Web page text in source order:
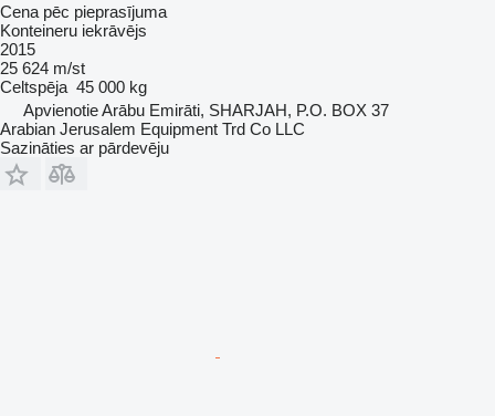
Cena pēc pieprasījuma
Konteineru iekrāvējs
2015
25 624 m/st
Celtspēja 45 000 kg
Apvienotie Arābu Emirāti, SHARJAH, P.O. BOX 37
Arabian Jerusalem Equipment Trd Co LLC
Sazināties ar pārdevēju